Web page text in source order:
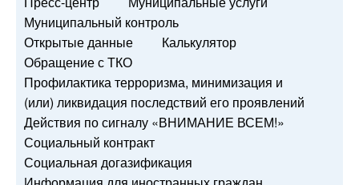
Муниципальный контроль
Открытые данные
Калькулятор
Обращение с ТКО
Профилактика терроризма, минимизация и
(или) ликвидация последствий его проявлений
Действия по сигналу «ВНИМАНИЕ ВСЕМ!»
Социальный контракт
Социальная догазификация